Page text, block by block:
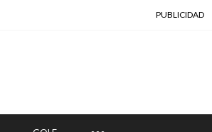
PUBLICIDAD